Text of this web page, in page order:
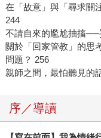
在「故意」與「尋求關
244
不請自來的尷尬抽搐──
關於「回家管教」的思
問題？ 256
親師之間，最怕聽見的
序／導讀